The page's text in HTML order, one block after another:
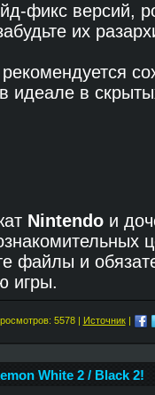
фикс версий,
их
идеале в
Nintendo и
файлы и
игры.
5578 | Источник|
White 2 / Black 2!